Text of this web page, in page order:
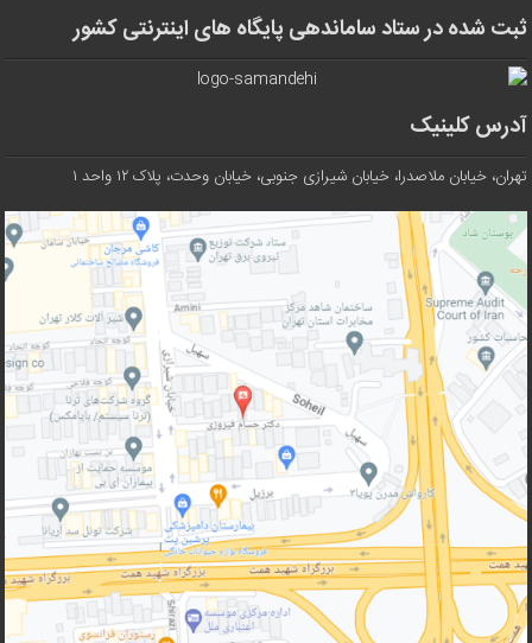
ثبت شده در ستاد ساماندهی پایگاه های اینترنتی کشور
آدرس کلینیک
تهران، خیابان ملاصدرا، خیابان شیرازی جنوبی، خیابان وحدت، پلاک ۱۲ واحد ۱